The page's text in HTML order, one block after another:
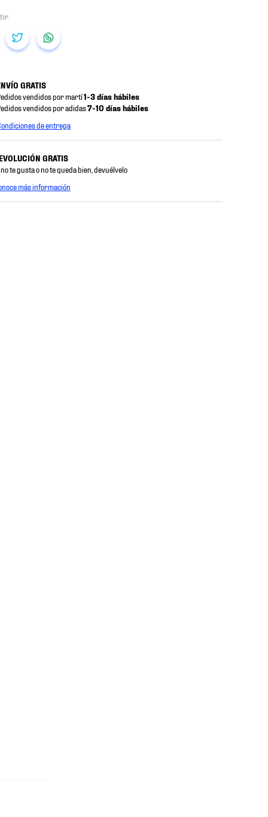
GRATIS
vendidos por martí1-3 días hábiles
vendidos por adidas7-10 días hábiles
de entrega
GRATIS
te gusta o no te queda bien, devuélvelo
más información